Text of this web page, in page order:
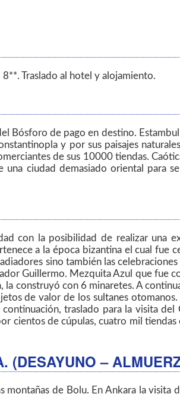
Traslado al hotel y alojamiento.
Bósforo de pago en destino.
y por sus paisajes
de sus 10000 tiendas.
ciudad demasiado oriental para
con la posibilidad de realizar una
a la época bizantina el cual fue
sino también las
Guillermo. Mezquita Azul que fue
construyó con 6 minaretes. A
de valor de los sultanes
traslado para la visita del
cientos de cúpulas, cuatro mil
(DESAYUNO –
montañas de Bolu. En Ankara la